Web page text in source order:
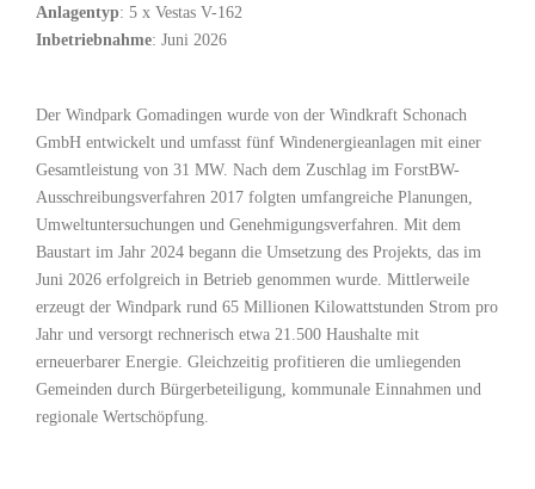
Anlagentyp: 5 x Vestas V-162
Inbetriebnahme: Juni 2026
Der Windpark Gomadingen wurde von der Windkraft Schonach
GmbH entwickelt und umfasst fünf Windenergieanlagen mit einer
Gesamtleistung von 31 MW. Nach dem Zuschlag im ForstBW-
Ausschreibungsverfahren 2017 folgten umfangreiche Planungen,
Umweltuntersuchungen und Genehmigungsverfahren. Mit dem
Baustart im Jahr 2024 begann die Umsetzung des Projekts, das im
Juni 2026 erfolgreich in Betrieb genommen wurde. Mittlerweile
erzeugt der Windpark rund 65 Millionen Kilowattstunden Strom pro
Jahr und versorgt rechnerisch etwa 21.500 Haushalte mit
erneuerbarer Energie. Gleichzeitig profitieren die umliegenden
Gemeinden durch Bürgerbeteiligung, kommunale Einnahmen und
regionale Wertschöpfung.